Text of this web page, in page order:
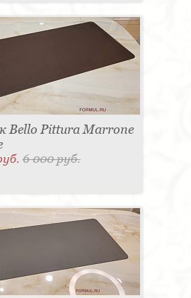
Bello Pittura Marrone
6 000 руб.